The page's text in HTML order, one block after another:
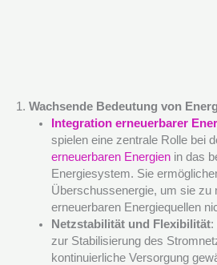
1. Wachsende Bedeutung von
Integration erneuerbarer
spielen eine zentrale Rolle bei
erneuerbaren Energienin das
Energiesystem. Sie
Überschussenergie, um sie zu
erneuerbaren Energiequellen
Netzstabilität und Flexibilität:
zur Stabilisierung des
kontinuierliche Versorgung